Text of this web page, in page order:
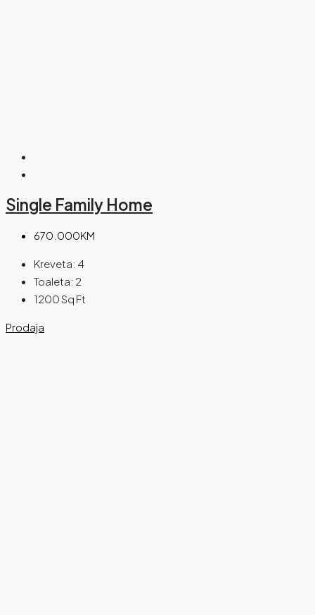
Single Family Home
670.000KM
Kreveta: 4
Toaleta: 2
1200Sq Ft
Prodaja